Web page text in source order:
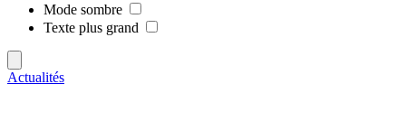
Mode sombre
Texte plus grand
Actualités